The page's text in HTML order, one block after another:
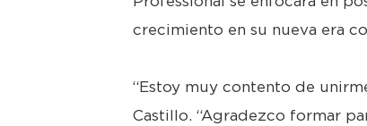
crecimiento en su nueva era
“Estoy muy contento de
Castillo. “Agradezco formar